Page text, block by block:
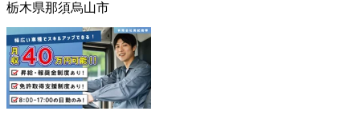
栃木県那須烏山市